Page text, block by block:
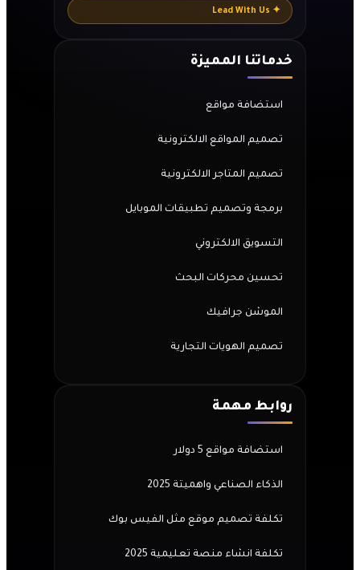
✦ Lead With Us
خدماتنا المميزة
استضافة مواقع
تصميم المواقع الالكترونية
تصميم المتاجر الالكترونية
برمجة وتصميم تطبيقات الموبايل
التسويق الالكتروني
تحسين محركات البحث
الموشن جرافيك
تصميم الهويات التجارية
روابط مهمة
استضافة مواقع 5 دولار
الذكاء الصناعي واهميتة 2025
تكلفة تصميم موقع مثل الفيس بوك
تكلفة انشاء منصة تعليمية 2025